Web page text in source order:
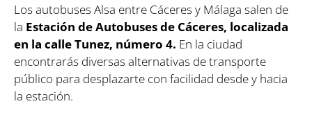
Los autobuses Alsa entre Cáceres y Málaga salen de
la Estación de Autobuses de Cáceres, localizada
en la calle Tunez, número 4. En la ciudad
encontrarás diversas alternativas de transporte
público para desplazarte con facilidad desde y hacia
la estación.